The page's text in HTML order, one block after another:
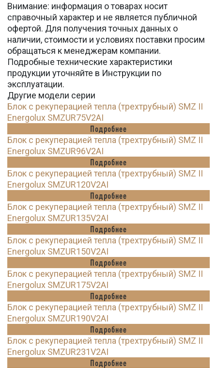
Внимание: информация о товарах носит
справочный характер и не является публичной
офертой. Для получения точных данных о
наличии, стоимости и условиях поставки просим
обращаться к менеджерам компании.
Подробные технические характеристики
продукции уточняйте в Инструкции по
эксплуатации.
Другие модели серии
Блок с рекуперацией тепла (трехтрубный) SMZ II
Energolux SMZUR75V2AI
Подробнее
Блок с рекуперацией тепла (трехтрубный) SMZ II
Energolux SMZUR96V2AI
Подробнее
Блок с рекуперацией тепла (трехтрубный) SMZ II
Energolux SMZUR120V2AI
Подробнее
Блок с рекуперацией тепла (трехтрубный) SMZ II
Energolux SMZUR135V2AI
Подробнее
Блок с рекуперацией тепла (трехтрубный) SMZ II
Energolux SMZUR150V2AI
Подробнее
Блок с рекуперацией тепла (трехтрубный) SMZ II
Energolux SMZUR175V2AI
Подробнее
Блок с рекуперацией тепла (трехтрубный) SMZ II
Energolux SMZUR190V2AI
Подробнее
Блок с рекуперацией тепла (трехтрубный) SMZ II
Energolux SMZUR231V2AI
Подробнее